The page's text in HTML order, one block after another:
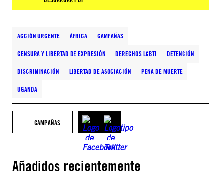
ACCIÓN URGENTE ÁFRICA CAMPAÑAS
CENSURA Y LIBERTAD DE EXPRESIÓN DERECHOS LGBTI DETENCIÓN
DISCRIMINACIÓN LIBERTAD DE ASOCIACIÓN PENA DE MUERTE
UGANDA
CAMPAÑAS
Añadidos recientemente